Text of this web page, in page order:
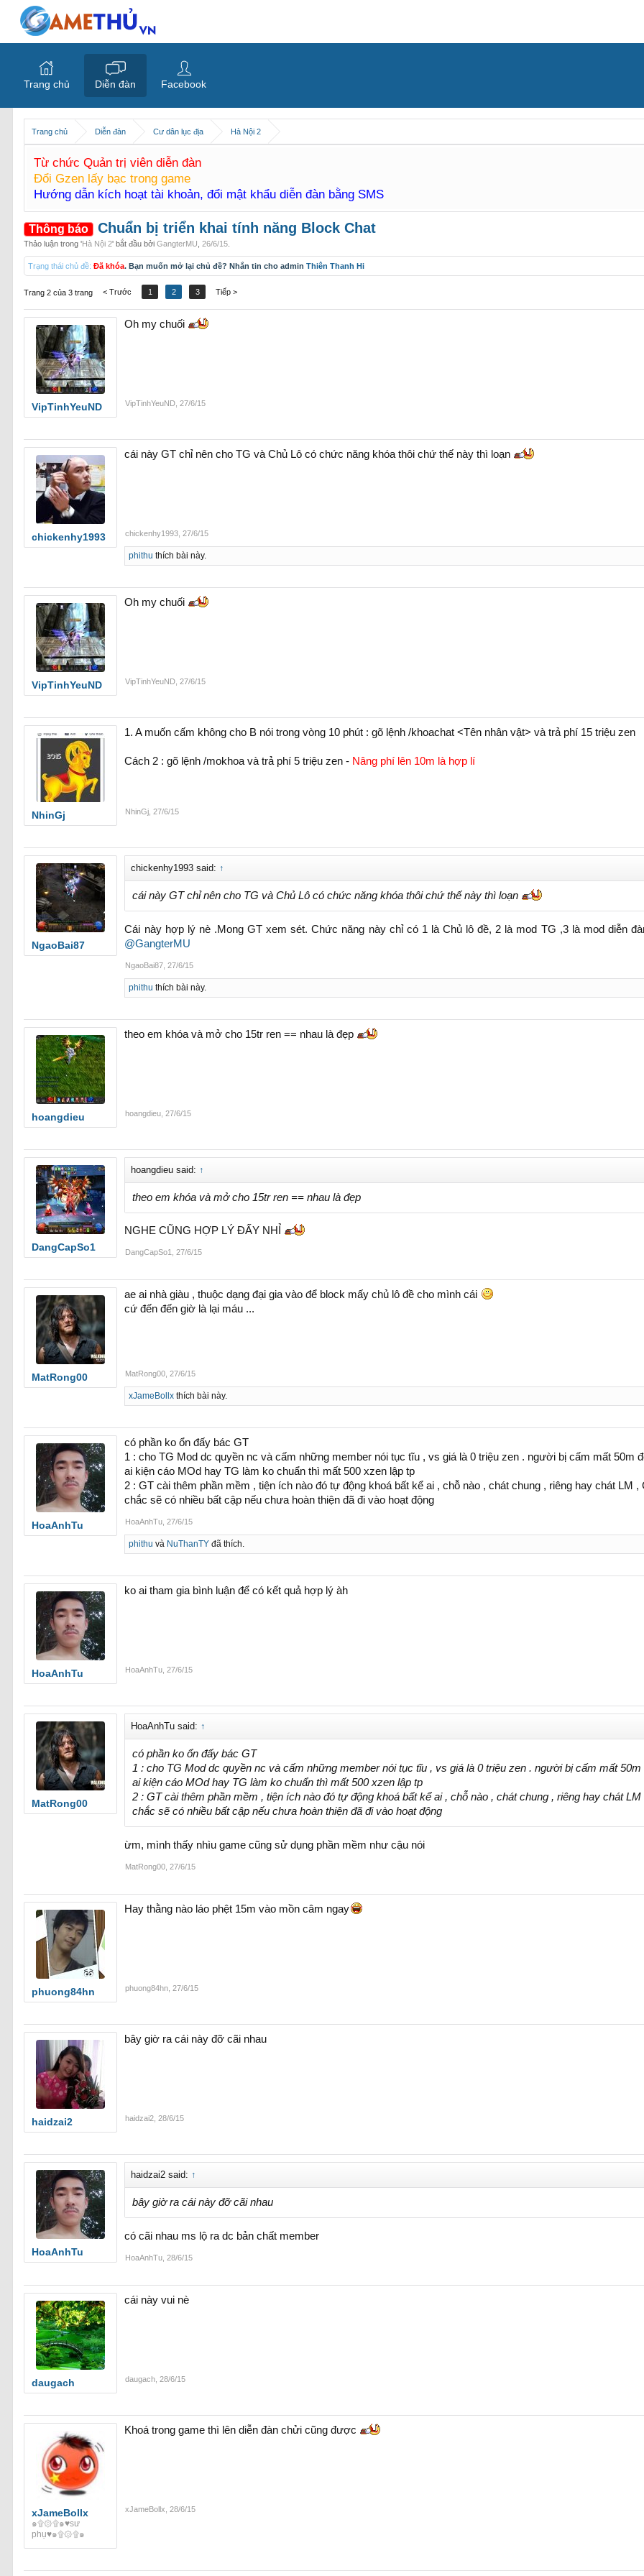
Trang chủ Diễn đàn Cư dân lục địa Hà Nội 2
Từ chức Quản trị viên diễn đàn
Đổi Gzen lấy bạc trong game
Hướng dẫn kích hoạt tài khoản, đổi mật khẩu diễn đàn bằng SMS
Thông báo Chuẩn bị triển khai tính năng Block Chat
Thảo luận trong 'Hà Nội 2' bắt đầu bởiGangterMU ,26/6/15
Trạng thái chủ đề: Đã khóa. Bạn muốn mở lại chủ đề? Nhắn tin cho adminThiên Thanh Hi
Trang 2 của 3 trang < Trước 1 2 3 Tiếp >
VipTinhYeuND
Oh my chuối
VipTinhYeuND 27/6/15
chickenhy1993
cái này GT chỉ nên cho TG và Chủ Lô có chức năng khóa thôi chứ thế này thì loạn
chickenhy1993 27/6/15
phithu thích bài này.
VipTinhYeuND
Oh my chuối
VipTinhYeuND 27/6/15
NhinGj
1. A muốn cấm không cho B nói trong vòng 10 phút : gõ lệnh /khoachat <Tên nhân vật> và trả phí 15 triệu zen
Cách 2 : gõ lệnh /mokhoa và trả phí 5 triệu zen - Nâng phí lên 10m là hợp lí
NhinGj 27/6/15
NgaoBai87
chickenhy1993 said: ↑
cái này GT chỉ nên cho TG và Chủ Lô có chức năng khóa thôi chứ thế này thì loạn
Cái này hợp lý nè .Mong GT xem sét. Chức năng này chỉ có 1 là Chủ lô đề, 2 là mod TG ,3 là mod diễn
@GangterMU
NgaoBai87 27/6/15
phithu thích bài này.
hoangdieu
theo em khóa và mở cho 15tr ren == nhau là đẹp
hoangdieu 27/6/15
DangCapSo1
hoangdieu said: ↑
theo em khóa và mở cho 15tr ren == nhau là đẹp
NGHE CŨNG HỢP LÝ ĐẤY NHỈ
DangCapSo1 27/6/15
MatRong00
ae ai nhà giàu , thuộc dạng đại gia vào để block mấy chủ lô đề cho mình cái
cứ đến đến giờ là lại máu ...
MatRong00 27/6/15
xJameBollx thích bài này.
HoaAnhTu
có phần ko ổn đấy bác GT
1 : cho TG Mod dc quyền nc và cấm những member nói tục tĩu , vs giá là 0 triệu zen . người bị cấm mất 50m
ai kiện cáo MOd hay TG làm ko chuẩn thì mất 500 xzen lập tp
2 : GT cài thêm phần mềm , tiện ích nào đó tự động khoá bất kể ai , chỗ nào , chát chung , riêng hay chát LM
chắc sẽ có nhiều bất cập nếu chưa hoàn thiện đã đi vào hoạt động
HoaAnhTu 27/6/15
phithu và NuThanTY đã thích.
HoaAnhTu
ko ai tham gia bình luận để có kết quả hợp lý àh
HoaAnhTu 27/6/15
MatRong00
HoaAnhTu said: ↑
có phần ko ổn đấy bác GT
1 : cho TG Mod dc quyền nc và cấm những member nói tục tĩu , vs giá là 0 triệu zen . người bị cấm mất
ai kiện cáo MOd hay TG làm ko chuẩn thì mất 500 xzen lập tp
2 : GT cài thêm phần mềm , tiện ích nào đó tự động khoá bất kể ai , chỗ nào , chát chung , riêng hay chát
chắc sẽ có nhiều bất cập nếu chưa hoàn thiện đã đi vào hoạt động
ừm, mình thấy nhìu game cũng sử dụng phần mềm như cậu nói
MatRong00 27/6/15
phuong84hn
Hay thằng nào láo phệt 15m vào mồn câm ngay
phuong84hn 27/6/15
haidzai2
bây giờ ra cái này đỡ cãi nhau
haidzai2 28/6/15
HoaAnhTu
haidzai2 said: ↑
bây giờ ra cái này đỡ cãi nhau
có cãi nhau ms lộ ra dc bản chất member
HoaAnhTu 28/6/15
daugach
cái này vui nè
daugach 28/6/15
xJameBollx
๑۩۞۩๑♥sư
phụ♥๑۩۞۩๑
Khoá trong game thì lên diễn đàn chửi cũng được
xJameBollx 28/6/15
Trang chủ Diễn đàn Facebook